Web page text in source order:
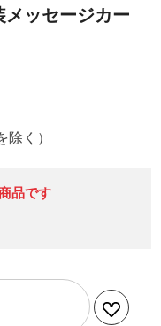
ッセージカー
く）
品です